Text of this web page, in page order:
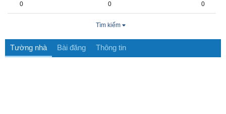
0 0 0
Tìm kiếm
Tường nhà Bài đăng Thông tin